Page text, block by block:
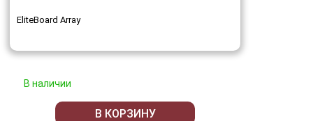
EliteBoard Array
В наличии
В КОРЗИНУ